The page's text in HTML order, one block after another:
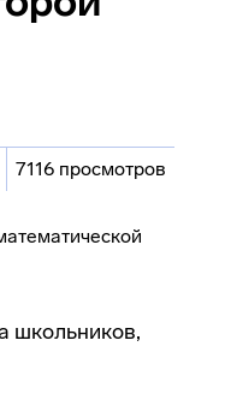
7116 просмотров
школьников,